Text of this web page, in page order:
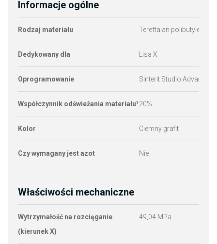
Informacje ogólne
Rodzaj materiału Tereftalan polibutylenu
Dedykowany dla Lisa X
Oprogramowanie Sinterit Studio Advance
Współczynnik odświeżania materiału¹ 20%
Kolor Ciemny grafit
Czy wymagany jest azot Nie
Właściwości mechaniczne
Wytrzymałość na rozciąganie
(kierunek X)
49,04 MPa